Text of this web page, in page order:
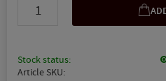
Stock status
Article SKU